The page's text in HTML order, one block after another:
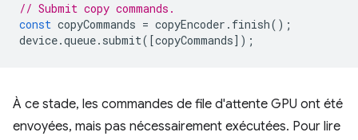
// Submit copy commands.
const copyCommands = copyEncoder . finish();
device.queue. submit([copyCommands]);
À ce stade, les commandes de file d'attente GPU ont été
envoyées, mais pas nécessairement exécutées. Pour lire